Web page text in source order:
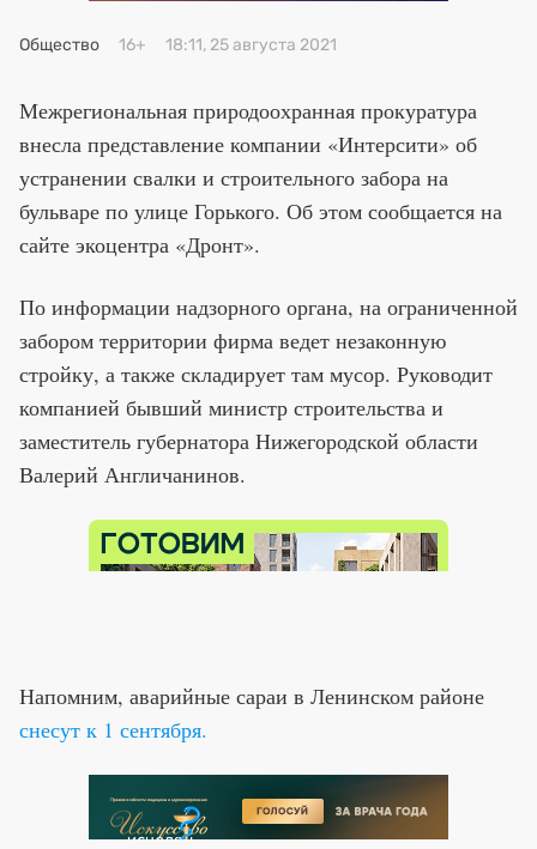
Общество 16+ 18:11, 25 августа 2021
Межрегиональная природоохранная прокуратура
внесла представление компании «Интерсити» об
устранении свалки и строительного забора на
бульваре по улице Горького. Об этом сообщается на
сайте экоцентра «Дронт».
По информации надзорного органа, на ограниченной
забором территории фирма ведет незаконную
стройку, а также складирует там мусор. Руководит
компанией бывший министр строительства и
заместитель губернатора Нижегородской области
Валерий Англичанинов.
Напомним, аварийные сараи в Ленинском районе
снесут к 1 сентября.